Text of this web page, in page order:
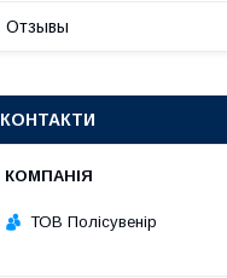
Отзывы
КОНТАКТИ
ТОВ Полісувенір